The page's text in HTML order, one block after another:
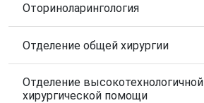
Оториноларингология
Отделение общей хирургии
Отделение высокотехнологичной
хирургической помощи